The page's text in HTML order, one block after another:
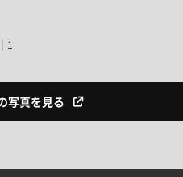
1
写真を見る